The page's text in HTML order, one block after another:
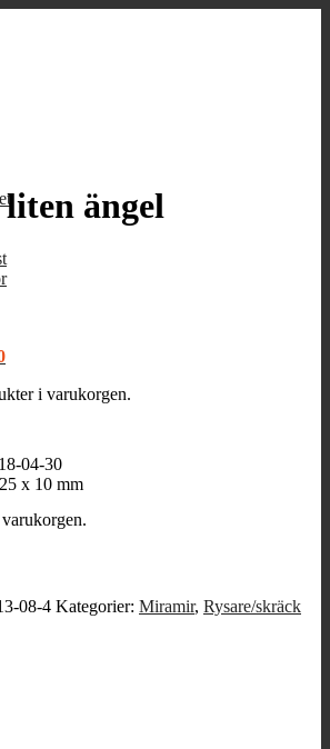
i varukorgen.
ängel
04-30
x 10 mm
08-4 Kategorier: Miramir, Rysare/skräck